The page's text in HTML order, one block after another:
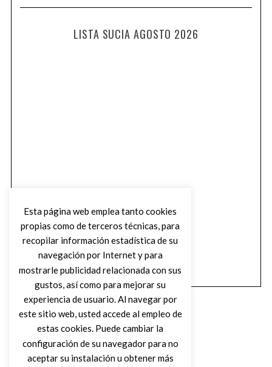
LISTA SUCIA AGOSTO 2026
Esta página web emplea tanto cookies
propias como de terceros técnicas, para
recopilar información estadística de su
navegación por Internet y para
mostrarle publicidad relacionada con sus
gustos, así como para mejorar su
experiencia de usuario. Al navegar por
este sitio web, usted accede al empleo de
estas cookies. Puede cambiar la
configuración de su navegador para no
aceptar su instalación u obtener más